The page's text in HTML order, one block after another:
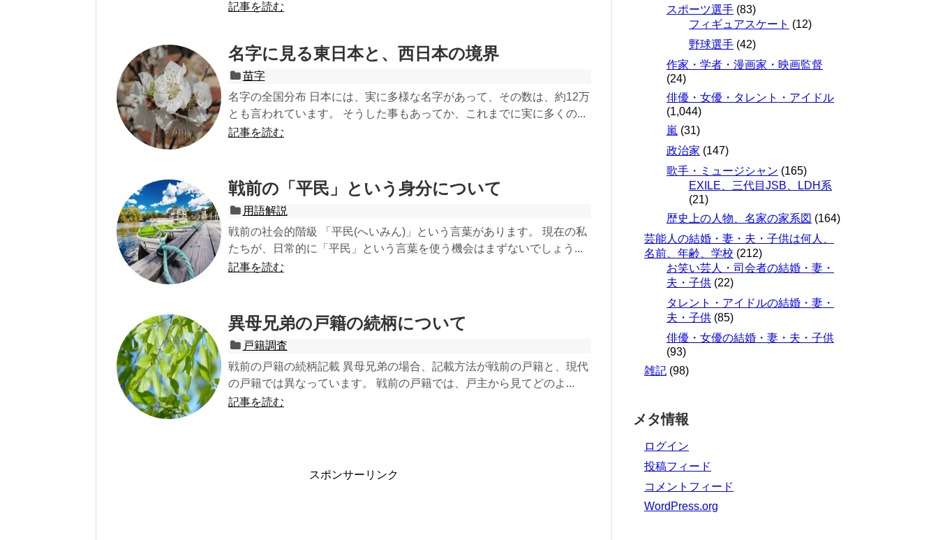
記事を読む
名字に見る東日本と、西日本の境界
苗字
名字の全国分布 日本には、実に多様な名字があって、その数は、約12万
とも言われています。 そうした事もあってか、これまでに実に多くの...
記事を読む
戦前の「平民」という身分について
用語解説
戦前の社会的階級 「平民(へいみん)」という言葉があります。 現在の私
たちが、日常的に「平民」という言葉を使う機会はまずないでしょう...
記事を読む
異母兄弟の戸籍の続柄について
戸籍調査
戦前の戸籍の続柄記載 異母兄弟の場合、記載方法が戦前の戸籍と、現代
の戸籍では異なっています。 戦前の戸籍では、戸主から見てどのよ...
記事を読む
スポンサーリンク
スポーツ選手 (83)
フィギュアスケート (12)
野球選手 (42)
作家・学者・漫画家・映画監督
(24)
俳優・女優・タレント・アイドル
(1,044)
嵐 (31)
政治家 (147)
歌手・ミュージシャン (165)
EXILE、三代目JSB、LDH系
(21)
歴史上の人物、名家の家系図 (164)
芸能人の結婚・妻・夫・子供は何人、
名前、年齢、学校 (212)
お笑い芸人・司会者の結婚・妻・
夫・子供 (22)
タレント・アイドルの結婚・妻・
夫・子供 (85)
俳優・女優の結婚・妻・夫・子供
(93)
雑記 (98)
メタ情報
ログイン
投稿フィード
コメントフィード
WordPress.org